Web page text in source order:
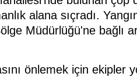
alana sıçradı.
Müdürlüğü'ne bağlı
önlemek için ekipler